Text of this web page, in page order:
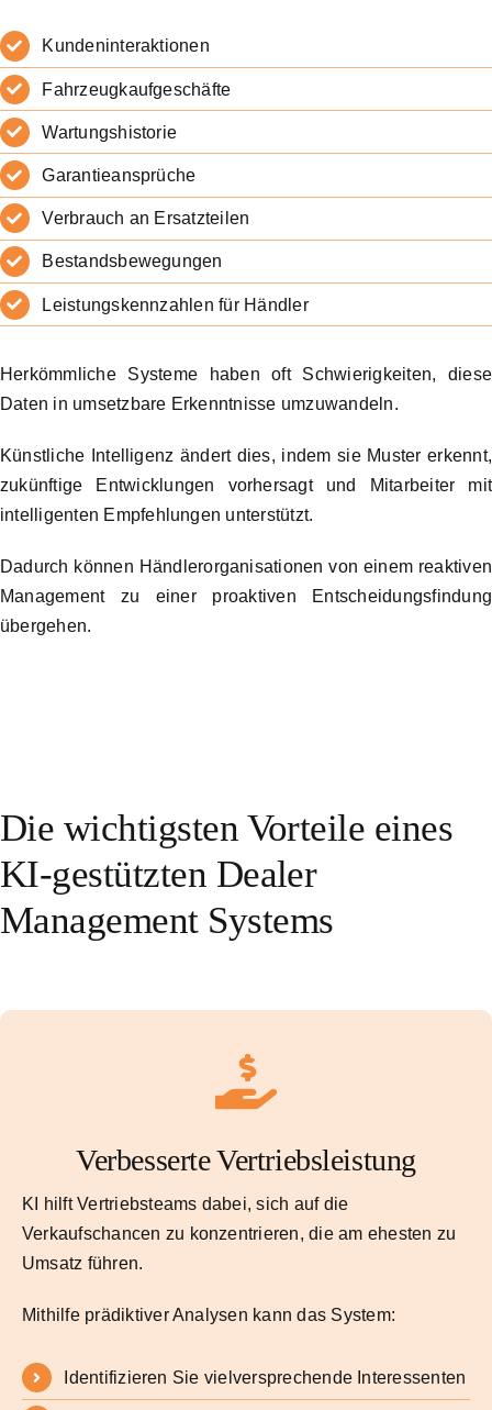
Kundeninteraktionen
Fahrzeugkaufgeschäfte
Wartungshistorie
Garantieansprüche
Verbrauch an Ersatzteilen
Bestandsbewegungen
Leistungskennzahlen für Händler
Herkömmliche Systeme haben oft Schwierigkeiten, diese
Daten in umsetzbare Erkenntnisse umzuwandeln.
Künstliche Intelligenz ändert dies, indem sie Muster erkennt,
zukünftige Entwicklungen vorhersagt und Mitarbeiter mit
intelligenten Empfehlungen unterstützt.
Dadurch können Händlerorganisationen von einem reaktiven
Management zu einer proaktiven Entscheidungsfindung
übergehen.
Die wichtigsten Vorteile eines
KI-gestützten Dealer
Management Systems
Verbesserte Vertriebsleistung
KI hilft Vertriebsteams dabei, sich auf die
Verkaufschancen zu konzentrieren, die am ehesten zu
Umsatz führen.
Mithilfe prädiktiver Analysen kann das System:
Identifizieren Sie vielversprechende Interessenten